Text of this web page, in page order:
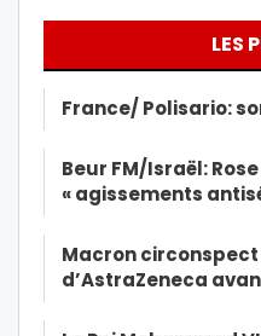
LES
France/ Polisario:
Beur FM/Israël:
« agissements
Macron
d’AstraZeneca